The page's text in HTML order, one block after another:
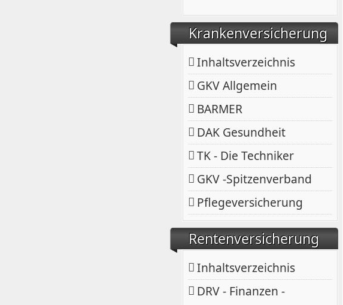
Krankenversicherung
Inhaltsverzeichnis
GKV Allgemein
BARMER
DAK Gesundheit
TK - Die Techniker
GKV -Spitzenverband
Pflegeversicherung
Rentenversicherung
Inhaltsverzeichnis
DRV - Finanzen -